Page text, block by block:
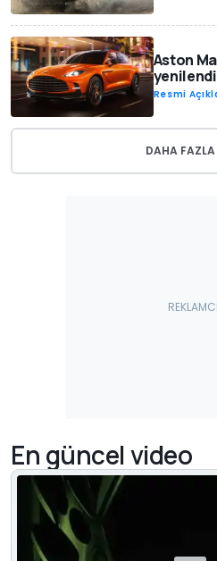
Aston
yenilendi
Resmi
DAHA FAZLA
En güncel video